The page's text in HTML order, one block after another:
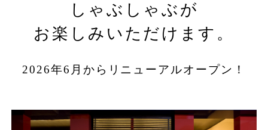
SEARCH
名護・那覇周遊プランで探す
しゃぶしゃぶが
お楽しみいただけます。
2026年6月からリニューアルオープン！